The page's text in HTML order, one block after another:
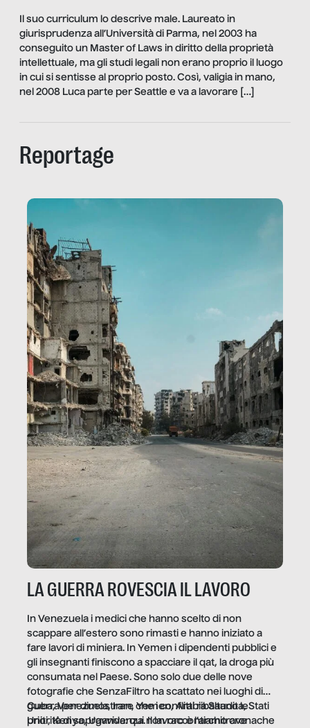
Il suo curriculum lo descrive male. Laureato in
giurisprudenza all’Università di Parma, nel 2003 ha
conseguito un Master of Laws in diritto della proprietà
intellettuale, ma gli studi legali non erano proprio il luogo
in cui si sentisse al proprio posto. Così, valigia in mano,
nel 2008 Luca parte per Seattle e va a lavorare […]
Reportage
LA GUERRA ROVESCIA IL LAVORO
In Venezuela i medici che hanno scelto di non
scappare all’estero sono rimasti e hanno iniziato a
fare lavori di miniera. In Yemen i dipendenti pubblici e
gli insegnanti finiscono a spacciare il qat, la droga più
consumata nel Paese. Sono solo due delle nove
fotografie che SenzaFiltro ha scattato nei luoghi di
guerra per dimostrare che i conflitti ribaltano le
priorità di sopravvivenza. Il lavoro è l’architrave
Cuba, Venezuela, Iran, Yemen, Arabia Saudita, Stati
Uniti, Kenya, Uganda: qui non raccontiamo cronache